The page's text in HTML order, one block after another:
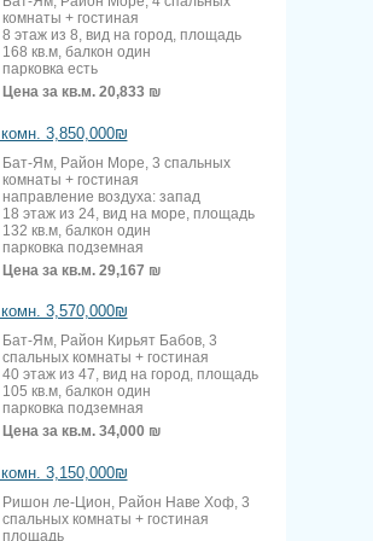
комнаты + гостиная
8 этаж из 8, вид на город, площадь
168 кв.м, балкон один
парковка есть
Цена за кв.м. 20,833 ₪
3,850,000₪
Бат-Ям, Район Море, 3 спальных
комнаты + гостиная
направление воздуха: запад
18 этаж из 24, вид на море, площадь
132 кв.м, балкон один
парковка подземная
Цена за кв.м. 29,167 ₪
3,570,000₪
Бат-Ям, Район Кирьят Бабов, 3
спальных комнаты + гостиная
40 этаж из 47, вид на город, площадь
105 кв.м, балкон один
парковка подземная
Цена за кв.м. 34,000 ₪
3,150,000₪
Ришон ле-Цион, Район Наве Хоф, 3
спальных комнаты + гостиная
площадь